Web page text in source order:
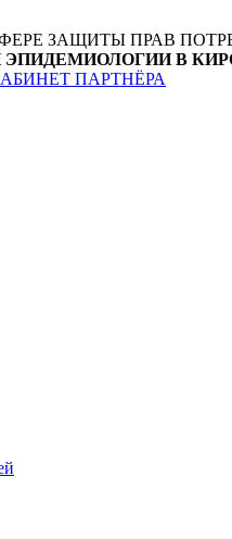
ЗАЩИТЫ ПРАВ
ЭПИДЕМИОЛОГИИ В
ПАРТНЁРА